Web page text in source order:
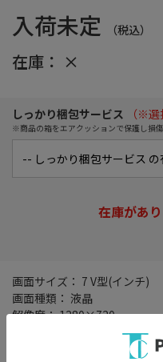
入荷未定 （税込）
在庫： ×
しっかり梱包サービス （※選
※商品の箱をエアクッションで保護し損傷
在庫があ
画面サイズ： 7 V型(インチ)
画面種類： 液晶
解像度： 1280×720
タイプ： 200mmワイドモデル
記録メディアタイプ： メモリ